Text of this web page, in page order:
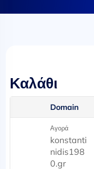
Καλάθι
Domain
Αγορά
konstanti
nidis198
0.gr